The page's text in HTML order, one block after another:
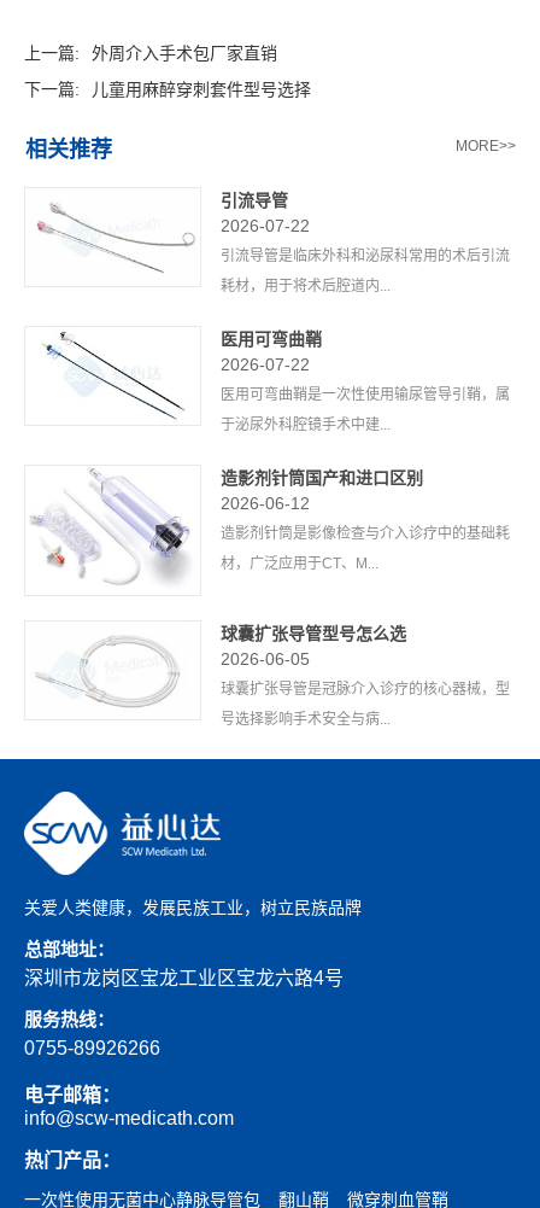
上一篇:
外周介入手术包厂家直销
下一篇:
儿童用麻醉穿刺套件型号选择
相关推荐 MORE>>
引流导管
2026-07-22
引流导管是临床外科和泌尿科常用的术后引流
耗材，用于将术后腔道内...
医用可弯曲鞘
2026-07-22
医用可弯曲鞘是一次性使用输尿管导引鞘，属
于泌尿外科腔镜手术中建...
造影剂针筒国产和进口区别
2026-06-12
造影剂针筒是影像检查与介入诊疗中的基础耗
材，广泛应用于CT、M...
球囊扩张导管型号怎么选
2026-06-05
球囊扩张导管是冠脉介入诊疗的核心器械，型
号选择影响手术安全与病...
关爱人类健康，发展民族工业，树立民族品牌
总部地址：
深圳市龙岗区宝龙工业区宝龙六路4号
服务热线：
0755-89926266
电子邮箱：
info@scw-medicath.com
热门产品：
一次性使用无菌中心静脉导管包 翻山鞘 微穿刺血管鞘